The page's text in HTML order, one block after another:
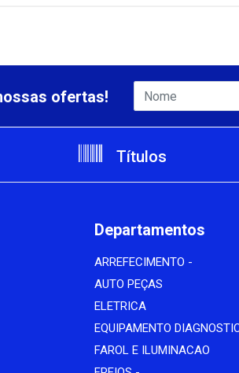
ofertas!
Títulos
Departamentos
ARREFECIMENTO -
AUTO PEÇAS
ELETRICA
EQUIPAMENTO
FAROL E ILUMINACAO